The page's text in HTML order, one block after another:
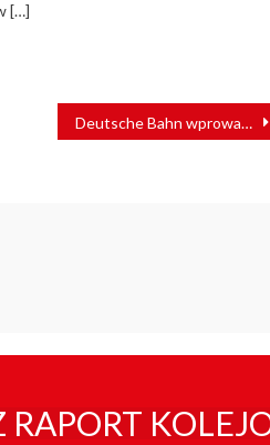
[…]
Deutsche Bahn wprowadzi wakacyjną ofertę dla rodzin. Zawojuje rynek?
RAPORT